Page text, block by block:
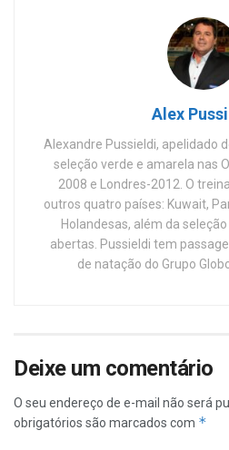
Alex
Alexandre Pussieldi, apelidado
seleção verde e amarela nas
2008 e Londres-2012. O
outros quatro países: Kuwait,
Holandesas, além da
abertas. Pussieldi tem
de natação do Grupo
Deixe um comentário
O seu endereço de e-mail não será
obrigatórios são marcados com *